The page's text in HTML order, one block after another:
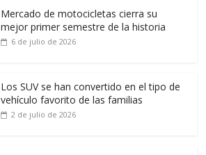
Mercado de motocicletas cierra su
mejor primer semestre de la historia
6 de julio de 2026
Los SUV se han convertido en el tipo de
vehículo favorito de las familias
2 de julio de 2026